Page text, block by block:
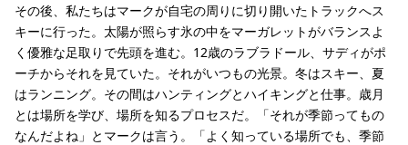
その後、私たちはマークが自宅の周りに切り開いたトラックへス
キーに行った。太陽が照らす氷の中をマーガレットがバランスよ
く優雅な足取りで先頭を進む。12歳のラブラドール、サディがポ
ーチからそれを見ていた。それがいつもの光景。冬はスキー、夏
はランニング。その間はハンティングとハイキングと仕事。歳月
とは場所を学び、場所を知るプロセスだ。「それが季節ってもの
なんだよね」とマークは言う。「よく知っている場所でも、季節